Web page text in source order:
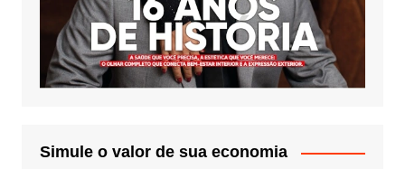
Simule o valor de sua economia